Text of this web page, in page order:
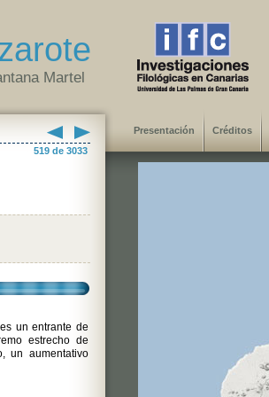
Martel
519 de 3033
es un entrante de
estrecho de
un aumentativo
Presentación Créditos